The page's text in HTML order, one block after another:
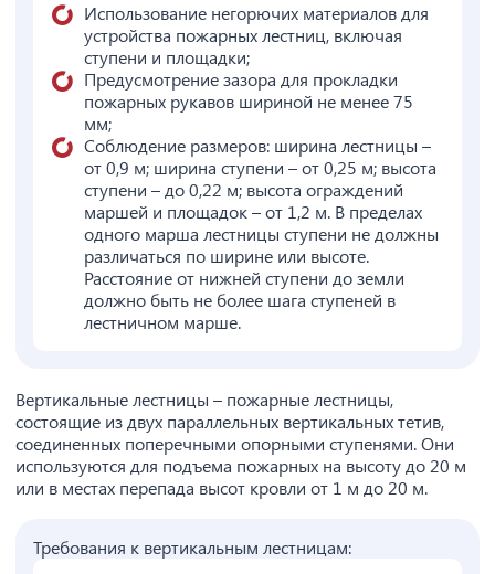
Использование негорючих материалов для
устройства пожарных лестниц, включая
ступени и площадки;
Предусмотрение зазора для прокладки
пожарных рукавов шириной не менее 75
мм;
Соблюдение размеров: ширина лестницы –
от 0,9 м; ширина ступени – от 0,25 м; высота
ступени – до 0,22 м; высота ограждений
маршей и площадок – от 1,2 м. В пределах
одного марша лестницы ступени не должны
различаться по ширине или высоте.
Расстояние от нижней ступени до земли
должно быть не более шага ступеней в
лестничном марше.
Вертикальные лестницы – пожарные лестницы,
состоящие из двух параллельных вертикальных тетив,
соединенных поперечными опорными ступенями. Они
используются для подъема пожарных на высоту до 20 м
или в местах перепада высот кровли от 1 м до 20 м.
Требования к вертикальным лестницам: